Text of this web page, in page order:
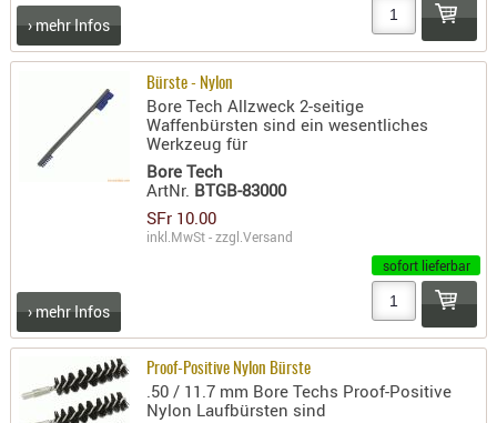
SPUHR -
ZF-
› mehr Infos
Bürste - Nylon
Bore Tech Allzweck 2-seitige
Waffenbürsten sind ein wesentliches
Werkzeug für
Bore Tech
ArtNr. BTGB-83000
SFr 10.00
inkl.MwSt - zzgl.Versand
sofort lieferbar
› mehr Infos
Proof-Positive Nylon Bürste
.50 / 11.7 mm Bore Techs Proof-Positive
Nylon Laufbürsten sind